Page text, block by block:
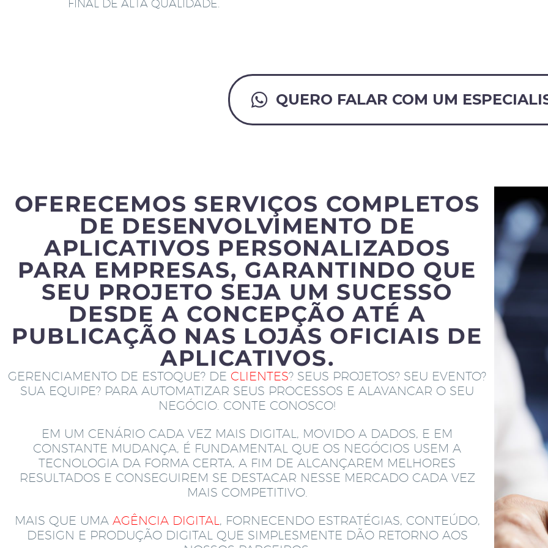
FINAL DE ALTA QUALIDADE.
QUERO FALAR COM UM
OFERECEMOS SERVIÇOS COMPLETOS
DE DESENVOLVIMENTO DE
APLICATIVOS PERSONALIZADOS
PARA EMPRESAS, GARANTINDO QUE
SEU PROJETO SEJA UM SUCESSO
DESDE A CONCEPÇÃO ATÉ A
PUBLICAÇÃO NAS LOJAS OFICIAIS DE
APLICATIVOS.
GERENCIAMENTO DE ESTOQUE? DE CLIENTES? SEUS PROJETOS? SEU EVENTO?
SUA EQUIPE? PARA AUTOMATIZAR SEUS PROCESSOS E ALAVANCAR O SEU
NEGÓCIO. CONTE CONOSCO!
EM UM CENÁRIO CADA VEZ MAIS DIGITAL, MOVIDO A DADOS, E EM
CONSTANTE MUDANÇA, É FUNDAMENTAL QUE OS NEGÓCIOS USEM A
TECNOLOGIA DA FORMA CERTA, A FIM DE ALCANÇAREM MELHORES
RESULTADOS E CONSEGUIREM SE DESTACAR NESSE MERCADO CADA VEZ
MAIS COMPETITIVO.
MAIS QUE UMA AGÊNCIA DIGITAL, FORNECENDO ESTRATÉGIAS, CONTEÚDO,
DESIGN E PRODUÇÃO DIGITAL QUE SIMPLESMENTE DÃO RETORNO AOS